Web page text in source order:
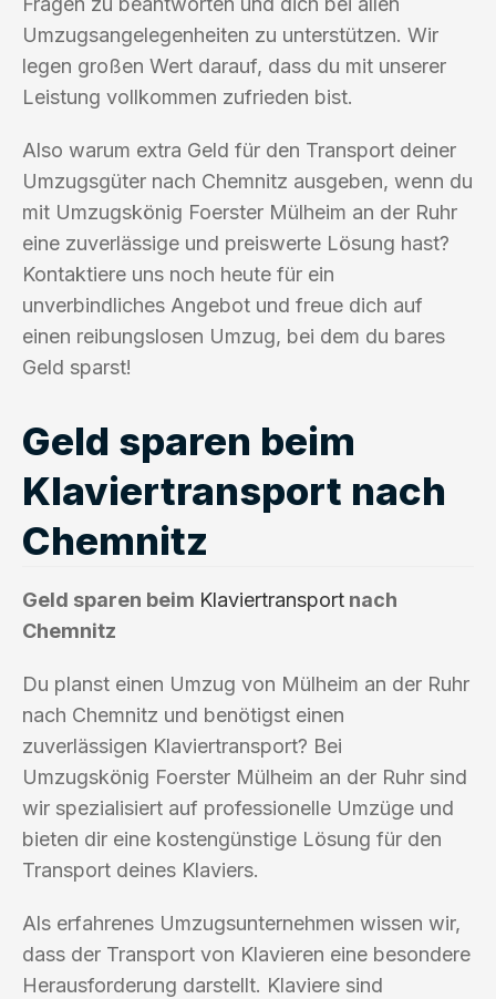
Umzugsangelegenheiten zu unterstützen. Wir
legen großen Wert darauf, dass du mit unserer
Leistung vollkommen zufrieden bist.
Also warum extra Geld für den Transport deiner
Umzugsgüter nach Chemnitz ausgeben, wenn du
mit Umzugskönig Foerster Mülheim an der Ruhr
eine zuverlässige und preiswerte Lösung hast?
Kontaktiere uns noch heute für ein
unverbindliches Angebot und freue dich auf
einen reibungslosen Umzug, bei dem du bares
Geld sparst!
Geld sparen beim
Klaviertransport nach
Chemnitz
Geld sparen beim Klaviertransport nach
Chemnitz
Du planst einen Umzug von Mülheim an der Ruhr
nach Chemnitz und benötigst einen
zuverlässigen Klaviertransport? Bei
Umzugskönig Foerster Mülheim an der Ruhr sind
wir spezialisiert auf professionelle Umzüge und
bieten dir eine kostengünstige Lösung für den
Transport deines Klaviers.
Als erfahrenes Umzugsunternehmen wissen wir,
dass der Transport von Klavieren eine besondere
Herausforderung darstellt. Klaviere sind